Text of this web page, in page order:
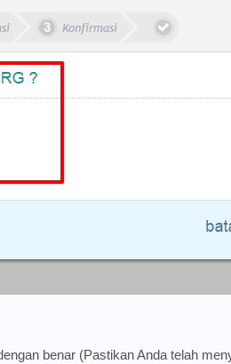
benar (Pastikan Anda telah